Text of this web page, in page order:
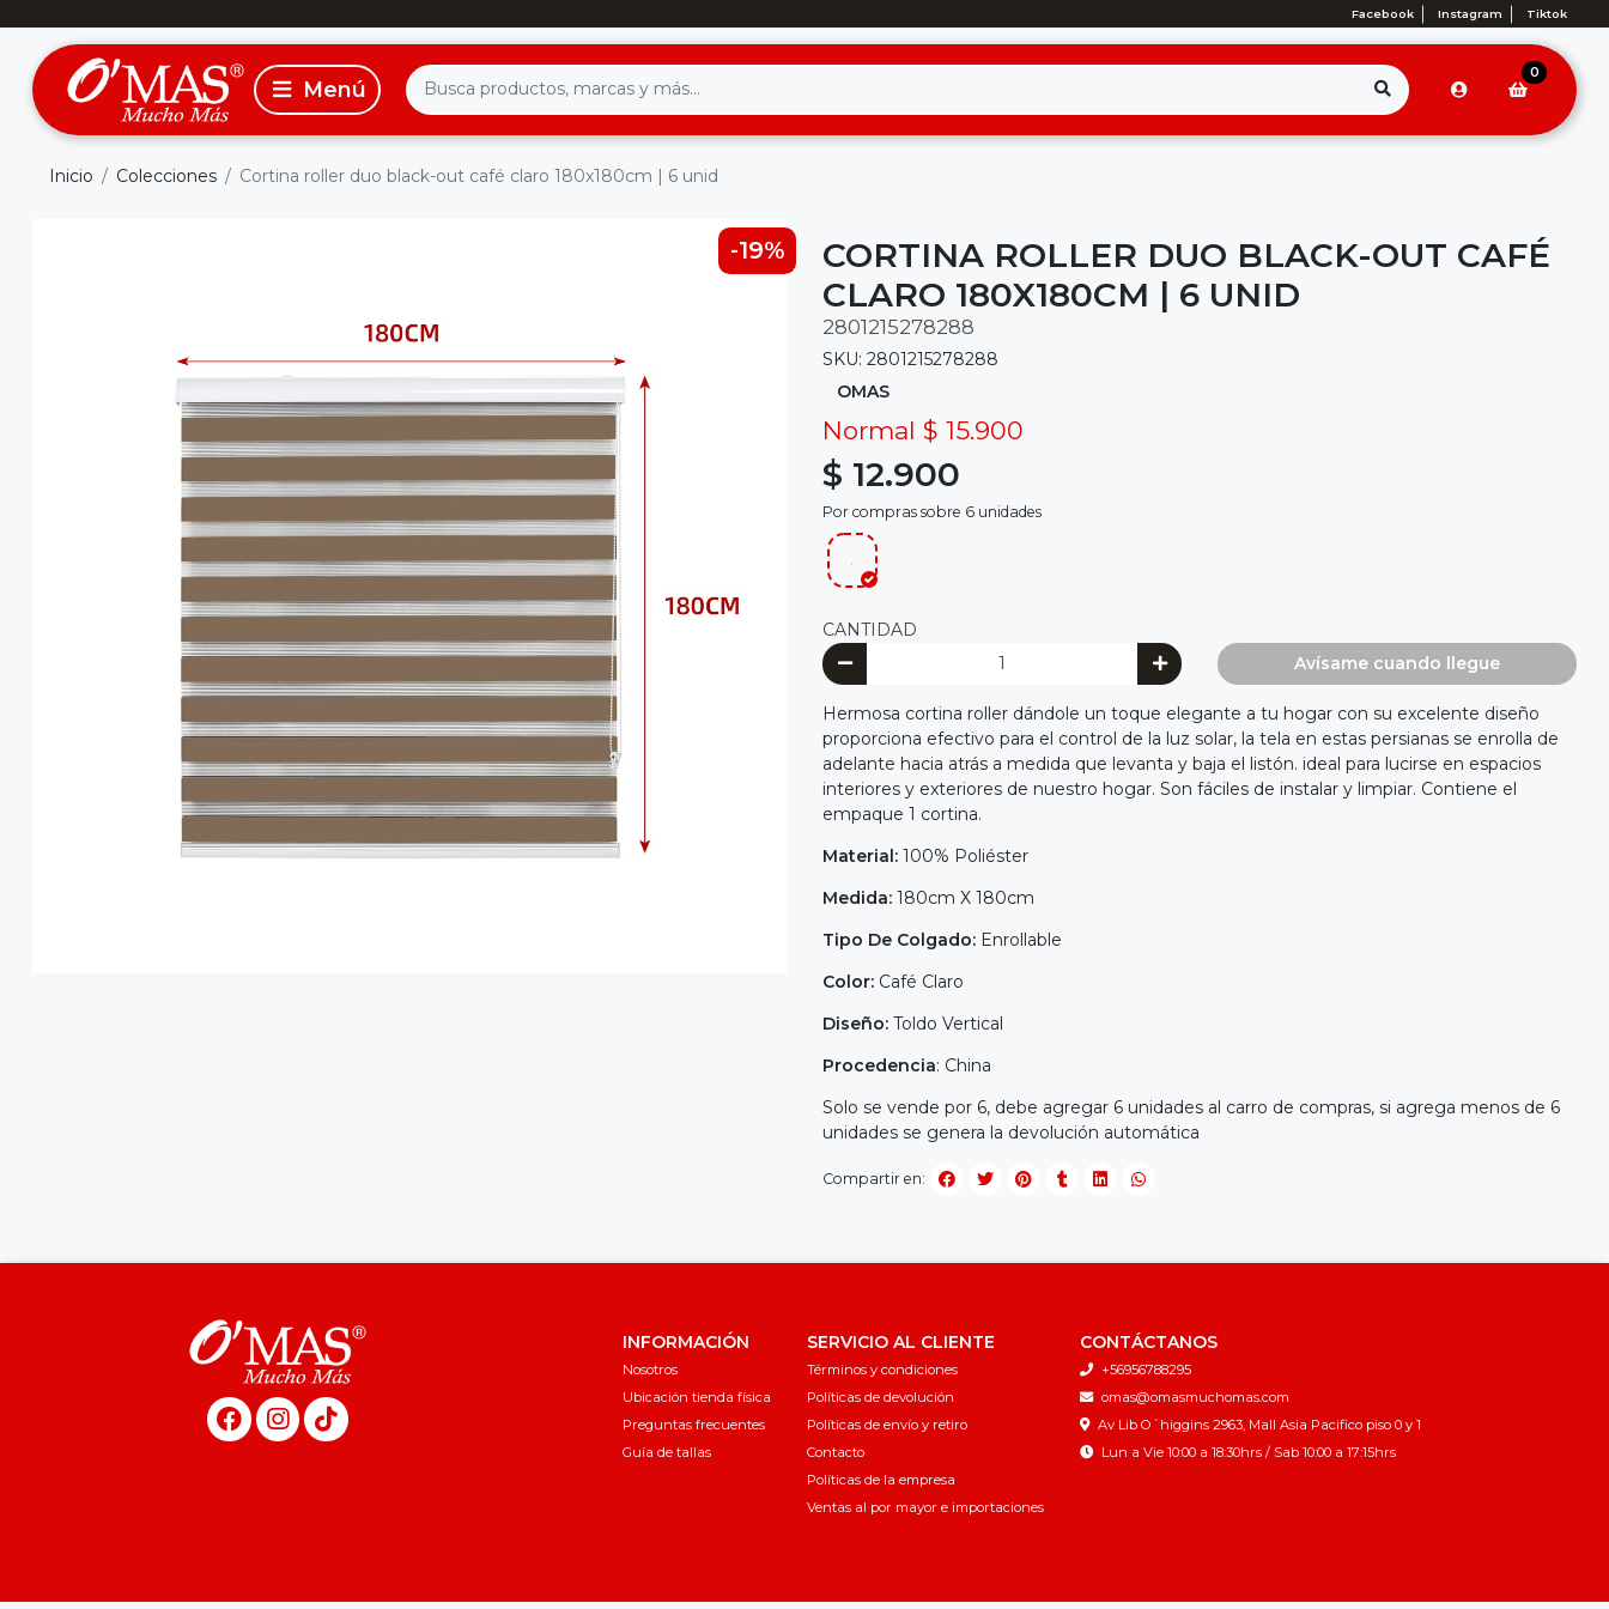
Facebook Instagram Tiktok
0
Inicio Colecciones Cortina roller duo black-out café claro 180x180cm | 6 unid
-19%
CORTINA ROLLER DUO BLACK-OUT CAFÉ
CLARO 180X180CM | 6 UNID
2801215278288
SKU: 2801215278288
OMAS
Normal $ 15.900
$ 12.900
Por compras sobre 6 unidades
.
CANTIDAD
Avísame cuando llegue
Hermosa cortina roller dándole un toque elegante a tu hogar con su excelente diseño
proporciona efectivo para el control de la luz solar, la tela en estas persianas se enrolla de
adelante hacia atrás a medida que levanta y baja el listón. ideal para lucirse en espacios
interiores y exteriores de nuestro hogar. Son fáciles de instalar y limpiar. Contiene el
empaque 1 cortina.
Material: 100% Poliéster
Medida: 180cm X 180cm
Tipo De Colgado: Enrollable
Color: Café Claro
Diseño: Toldo Vertical
Procedencia: China
Solo se vende por 6, debe agregar 6 unidades al carro de compras, si agrega menos de 6
unidades se genera la devolución automática
Compartir en:
INFORMACIÓN
Nosotros
Ubicación tienda física
Preguntas frecuentes
Guía de tallas
SERVICIO AL CLIENTE
Términos y condiciones
Políticas de devolución
Políticas de envío y retiro
Contacto
Políticas de la empresa
Ventas al por mayor e importaciones
CONTÁCTANOS
+56956788295
omas@omasmuchomas.com
Av Lib O´higgins 2963, Mall Asia Pacifico piso 0 y 1
Lun a Vie 10:00 a 18:30hrs / Sab 10:00 a 17:15hrs